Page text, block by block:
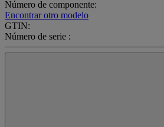
Número de componente:
Encontrar otro modelo
GTIN:
Número de serie :